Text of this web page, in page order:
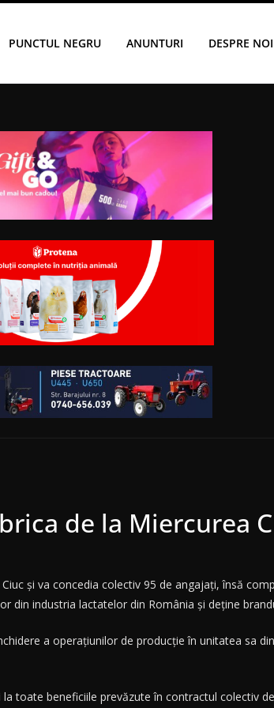
PUNCTUL NEGRU ANUNTURI DESPRE NOI
de la Miercurea
și va concedia colectiv 95 de angajați, însă
din industria lactatelor din România și deține
a operațiunilor de producție în unitatea sa
toate beneficiile prevăzute în contractul colectiv